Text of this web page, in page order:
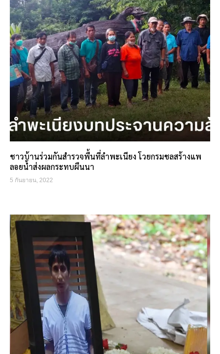
ชาวบ้านร่วมกันสำรวจพื้นที่ลำพะเนียง โวยกรมชลสร้างแพ
ลอยน้ำส่งผลกระทบผืนนา
5 กันยายน, 2022